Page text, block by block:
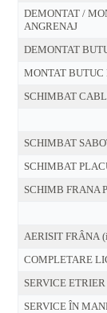
DEMONTAT /
ANGRENAJ
DEMONTAT
MONTAT BUTUC
SCHIMBAT
SCHIMBAT
SCHIMBAT
SCHIMB FRANA
AERISIT FRÂNA
COMPLETARE
SERVICE ETRIER
SERVICE ÎN